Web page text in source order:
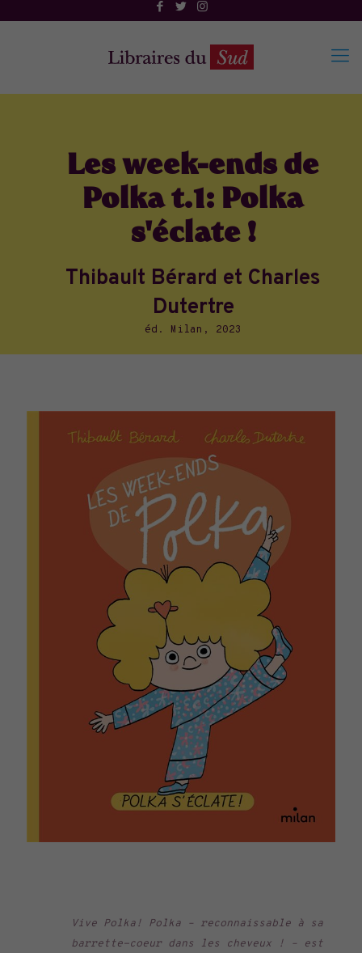
Les week-ends de
Polka t.1: Polka
s'éclate !
Thibault Bérard et Charles
Dutertre
éd. Milan, 2023
Vive Polka! Polka – reconnaissable à sa
barrette-coeur dans les cheveux ! – est